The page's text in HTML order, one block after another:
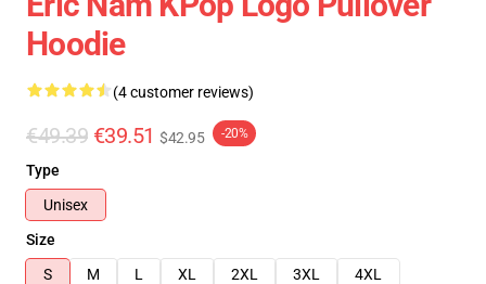
Hoodie
(4 customer reviews)
€49.39 €39.51 $42.95 -20%
Type
Unisex
Size
S
M L XL 2XL 3XL
4XL